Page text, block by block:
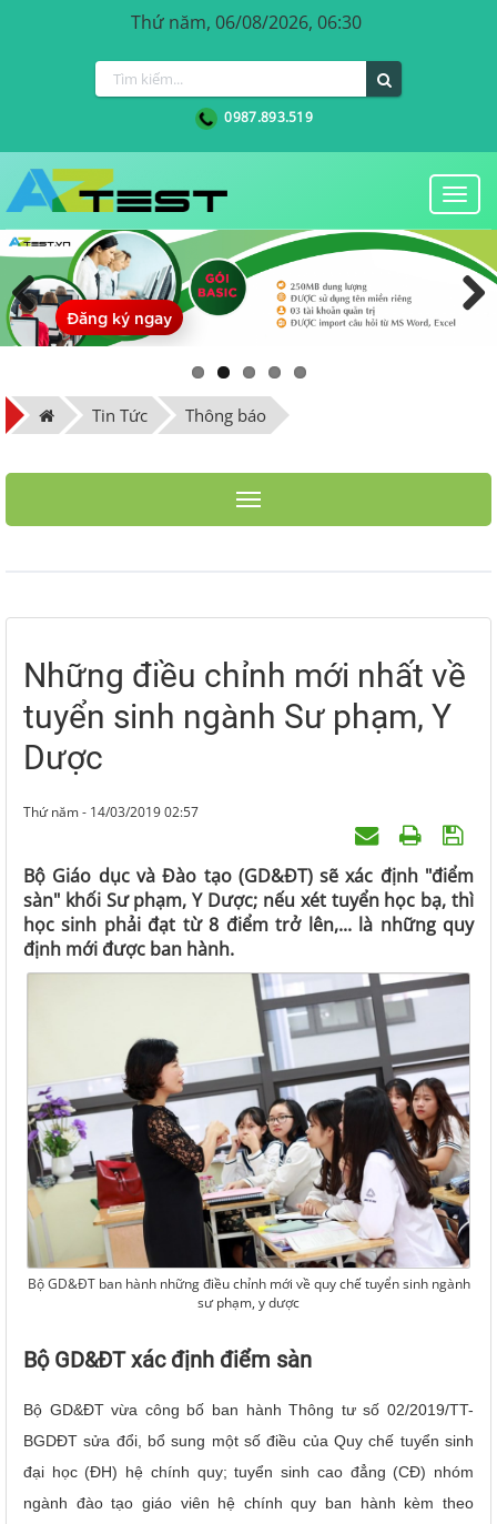
Thứ năm, 06/08/2026, 06:30
0987.893.519
Đăng ký ngay
Previous Next
Tin Tức Thông báo
Toggle navigation
Những điều chỉnh mới nhất về
tuyển sinh ngành Sư phạm, Y
Dược
Thứ năm - 14/03/2019 02:57
Bộ Giáo dục và Đào tạo (GD&ĐT) sẽ xác định "điểm
sàn" khối Sư phạm, Y Dược; nếu xét tuyển học bạ, thì
học sinh phải đạt từ 8 điểm trở lên,... là những quy
định mới được ban hành.
Bộ GD&ĐT ban hành những điều chỉnh mới về quy chế tuyển sinh ngành
sư phạm, y dược
Bộ GD&ĐT xác định điểm sàn
Bộ GD&ĐT vừa công bố ban hành Thông tư số 02/2019/TT-
BGDĐT sửa đổi, bổ sung một số điều của Quy chế tuyển sinh
đại học (ĐH) hệ chính quy; tuyển sinh cao đẳng (CĐ) nhóm
ngành đào tạo giáo viên hệ chính quy ban hành kèm theo